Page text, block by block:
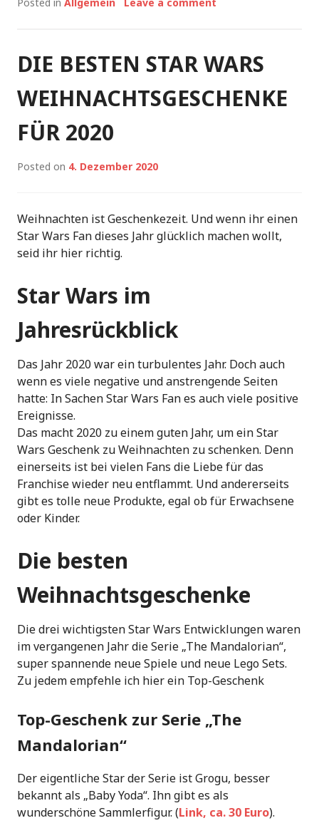
DIE BESTEN STAR WARS
WEIHNACHTSGESCHENKE
FÜR 2020
Posted on 4. Dezember 2020
Weihnachten ist Geschenkezeit. Und wenn ihr einen
Star Wars Fan dieses Jahr glücklich machen wollt,
seid ihr hier richtig.
Star Wars im
Jahresrückblick
Das Jahr 2020 war ein turbulentes Jahr. Doch auch
wenn es viele negative und anstrengende Seiten
hatte: In Sachen Star Wars Fan es auch viele positive
Ereignisse.
Das macht 2020 zu einem guten Jahr, um ein Star
Wars Geschenk zu Weihnachten zu schenken. Denn
einerseits ist bei vielen Fans die Liebe für das
Franchise wieder neu entflammt. Und andererseits
gibt es tolle neue Produkte, egal ob für Erwachsene
oder Kinder.
Die besten
Weihnachtsgeschenke
Die drei wichtigsten Star Wars Entwicklungen waren
im vergangenen Jahr die Serie „The Mandalorian“,
super spannende neue Spiele und neue Lego Sets.
Zu jedem empfehle ich hier ein Top-Geschenk
Top-Geschenk zur Serie „The
Mandalorian“
Der eigentliche Star der Serie ist Grogu, besser
bekannt als „Baby Yoda“. Ihn gibt es als
wunderschöne Sammlerfigur. (Link, ca. 30 Euro).